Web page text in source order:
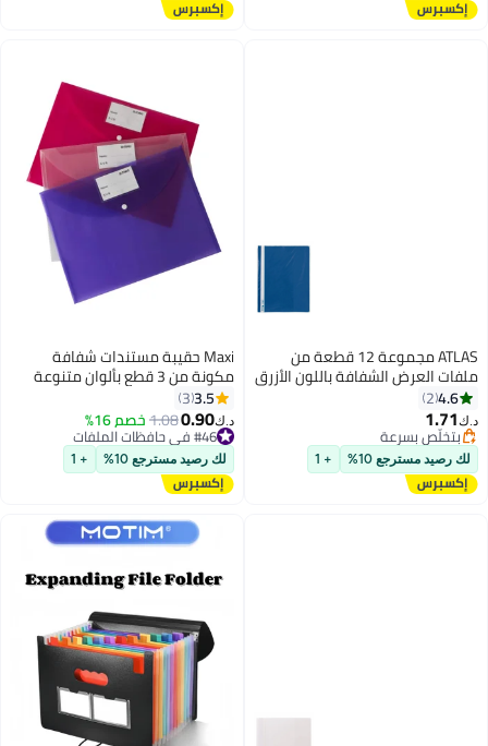
ATLAS مجموعة 12 قطعة من
ملفات العرض الشفافة باللون الأزرق
الداكن
4.6
2
د.ك‏1.71
بتخلّص بسرعة
بتخلّص بسرعة
لك رصيد مسترجع 10% + 1
Maxi حقيبة مستندات شفافة
مكونة من 3 قطع بألوان متنوعة
3.5
3
د.ك‏0.90
1.08خصم 16%
#46 في حافظات الملفات
#46 في حافظات الملفات
لك رصيد مسترجع 10% + 1